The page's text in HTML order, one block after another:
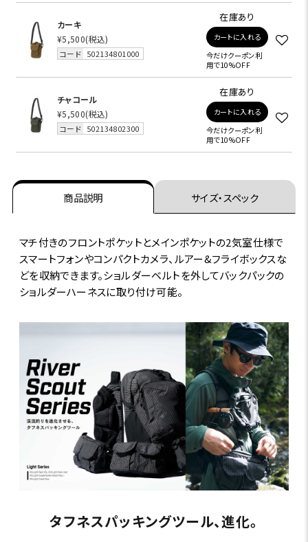
カーキ
¥5,500(税込)
コード 502134801000
在庫あり
カートに入れる
今だけクーポン利
用で10%OFF
チャコール
¥5,500(税込)
コード 502134802300
在庫あり
カートに入れる
今だけクーポン利
用で10%OFF
商品説明 サイズ・スペック
マチ付きのフロントポケットとメインポケットの2気室仕様で
スマートフォンやコンパクトカメラ、ルアー&フライボックスな
どを収納できます。ショルダーベルトを外してバックパックの
ショルダーハーネスに取り付け可能。
タフネスパッキングツール、進化。